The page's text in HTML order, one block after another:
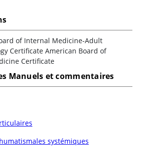
of Internal Medicine-Adult
Certificate American Board of
Certificate
Manuels et commentaires
systémiques